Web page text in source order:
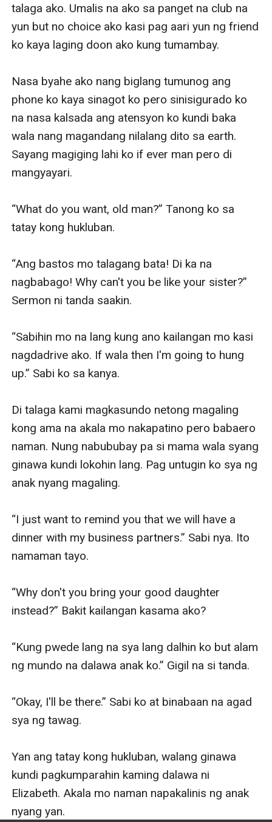
talaga ako. Umalis na ako sa panget na club na
yun but no choice ako kasi pag aari yun ng friend
ko kaya laging doon ako kung tumambay.
Nasa byahe ako nang biglang tumunog ang
phone ko kaya sinagot ko pero sinisigurado ko
na nasa kalsada ang atensyon ko kundi baka
wala nang magandang nilalang dito sa earth.
Sayang magiging lahi ko if ever man pero di
mangyayari.
“What do you want, old man?” Tanong ko sa
tatay kong hukluban.
“Ang bastos mo talagang bata! Di ka na
nagbabago! Why can't you be like your sister?”
Sermon ni tanda saakin.
“Sabihin mo na lang kung ano kailangan mo kasi
nagdadrive ako. If wala then I'm going to hung
up.” Sabi ko sa kanya.
Di talaga kami magkasundo netong magaling
kong ama na akala mo nakapatino pero babaero
naman. Nung nabububay pa si mama wala syang
ginawa kundi lokohin lang. Pag untugin ko sya ng
anak nyang magaling.
“I just want to remind you that we will have a
dinner with my business partners.” Sabi nya. Ito
namaman tayo.
“Why don't you bring your good daughter
instead?” Bakit kailangan kasama ako?
“Kung pwede lang na sya lang dalhin ko but alam
ng mundo na dalawa anak ko.” Gigil na si tanda.
“Okay, I'll be there.” Sabi ko at binabaan na agad
sya ng tawag.
Yan ang tatay kong hukluban, walang ginawa
kundi pagkumparahin kaming dalawa ni
Elizabeth. Akala mo naman napakalinis ng anak
nyang yan.